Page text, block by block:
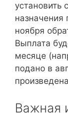
установить
назначения
ноября
Выплата
месяце
подано в
Важная